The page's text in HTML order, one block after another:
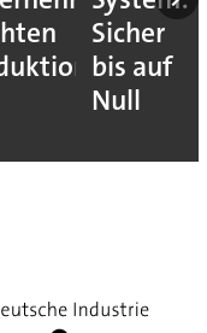
Sicher
bis auf
Null